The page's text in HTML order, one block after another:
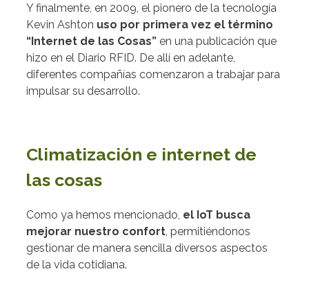
Y finalmente, en 2009, el pionero de la tecnología
Kevin Ashton uso por primera vez el término
“Internet de las Cosas” en una publicación que
hizo en el Diario RFID. De allí en adelante,
diferentes compañías comenzaron a trabajar para
impulsar su desarrollo.
Climatización e internet de
las cosas
Como ya hemos mencionado, el IoT busca
mejorar nuestro confort, permitiéndonos
gestionar de manera sencilla diversos aspectos
de la vida cotidiana.